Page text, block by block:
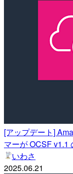
[アップデート]
マーが OCSF v1.1
いわさ
2025.06.21